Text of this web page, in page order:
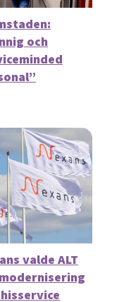
och
valde ALT